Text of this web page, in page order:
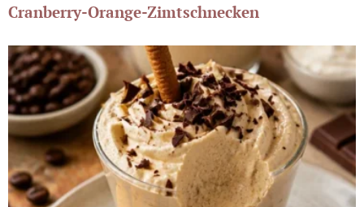
Cranberry-Orange-Zimtschnecken